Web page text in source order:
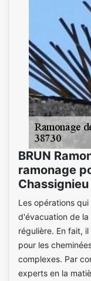
BRUN
ramonage
Chassignieu
Les opérations
d'évacuation de
régulière. En fait,
pour les
complexes. Par
experts en la